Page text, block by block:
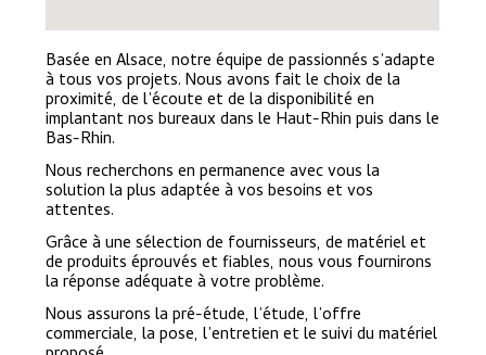
Basée en Alsace, notre équipe de passionnés s’adapte
à tous vos projets. Nous avons fait le choix de la
proximité, de l’écoute et de la disponibilité en
implantant nos bureaux dans le Haut-Rhin puis dans le
Bas-Rhin.
Nous recherchons en permanence avec vous la
solution la plus adaptée à vos besoins et vos
attentes.
Grâce à une sélection de fournisseurs, de matériel et
de produits éprouvés et fiables, nous vous fournirons
la réponse adéquate à votre problème.
Nous assurons la pré-étude, l’étude, l’offre
commerciale, la pose, l’entretien et le suivi du matériel